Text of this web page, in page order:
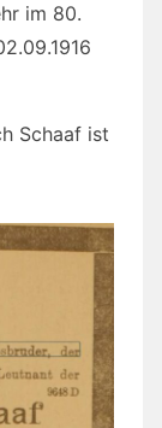
im 80.
Schaaf ist